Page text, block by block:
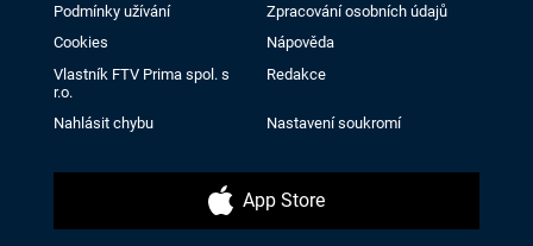
Podmínky užívání
Zpracování osobních údajů
Cookies
Nápověda
Vlastník FTV Prima spol. s
r.o.
Redakce
Nahlásit chybu Nastavení soukromí
App Store